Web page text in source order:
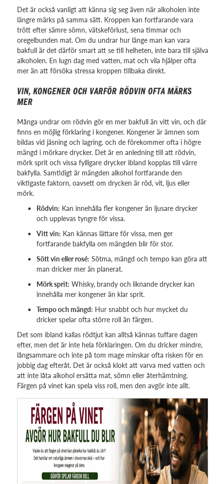
Det är också vanligt att känna sig seg även när alkoholen inte
längre märks på samma sätt. Kroppen kan fortfarande vara
trött efter sämre sömn, vätskeförlust, sena timmar och
oregelbunden mat. Om du undrar hur länge man kan vara
bakfull är det därför smart att se till helheten, inte bara till själva
alkoholen. En lugn dag med vatten, mat och vila hjälper ofta
mer än att försöka stressa kroppen tillbaka direkt.
VIN, KONGENER OCH VARFÖR RÖDVIN OFTA MÄRKS
MER
Många undrar om rödvin gör en mer bakfull än vitt vin, och där
finns en möjlig förklaring i kongener. Kongener är ämnen som
bildas vid jäsning och lagring, och de förekommer ofta i högre
mängd i mörkare drycker. Det är en anledning till att rödvin,
mörk sprit och vissa fylligare drycker ibland kopplas till värre
bakfylla. Samtidigt är mängden alkohol fortfarande den
viktigaste faktorn, oavsett om drycken är röd, vit, ljus eller
mörk.
Rödvin: Kan innehålla fler kongener än ljusare drycker
och upplevas tyngre för vissa.
Vitt vin: Kan kännas lättare för vissa, men ger
fortfarande bakfylla om mängden blir för stor.
Sött vin eller rosé: Sötma, mängd och tempo kan göra att
man dricker mer än planerat.
Mörk sprit: Whisky, brandy och liknande drycker kan
innehålla mer kongener än klar sprit.
Tempo och mängd: Hur snabbt och hur mycket du
dricker spelar ofta större roll än färgen.
Det som ibland kallas rödtjut kan alltså kännas tuffare dagen
efter, men det är inte hela förklaringen. Om du dricker mindre,
långsammare och inte på tom mage minskar ofta risken för en
jobbig dag efteråt. Det är också klokt att varva med vatten och
att inte låta alkohol ersätta mat, sömn eller återhämtning.
Färgen på vinet kan spela viss roll, men den avgör inte allt.